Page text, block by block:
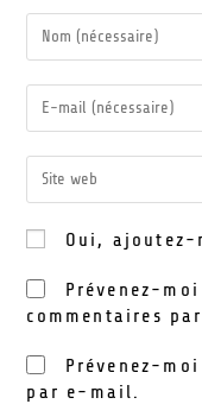
Oui,
Prévenez-
commentaires
Prévenez-
par e-mail.